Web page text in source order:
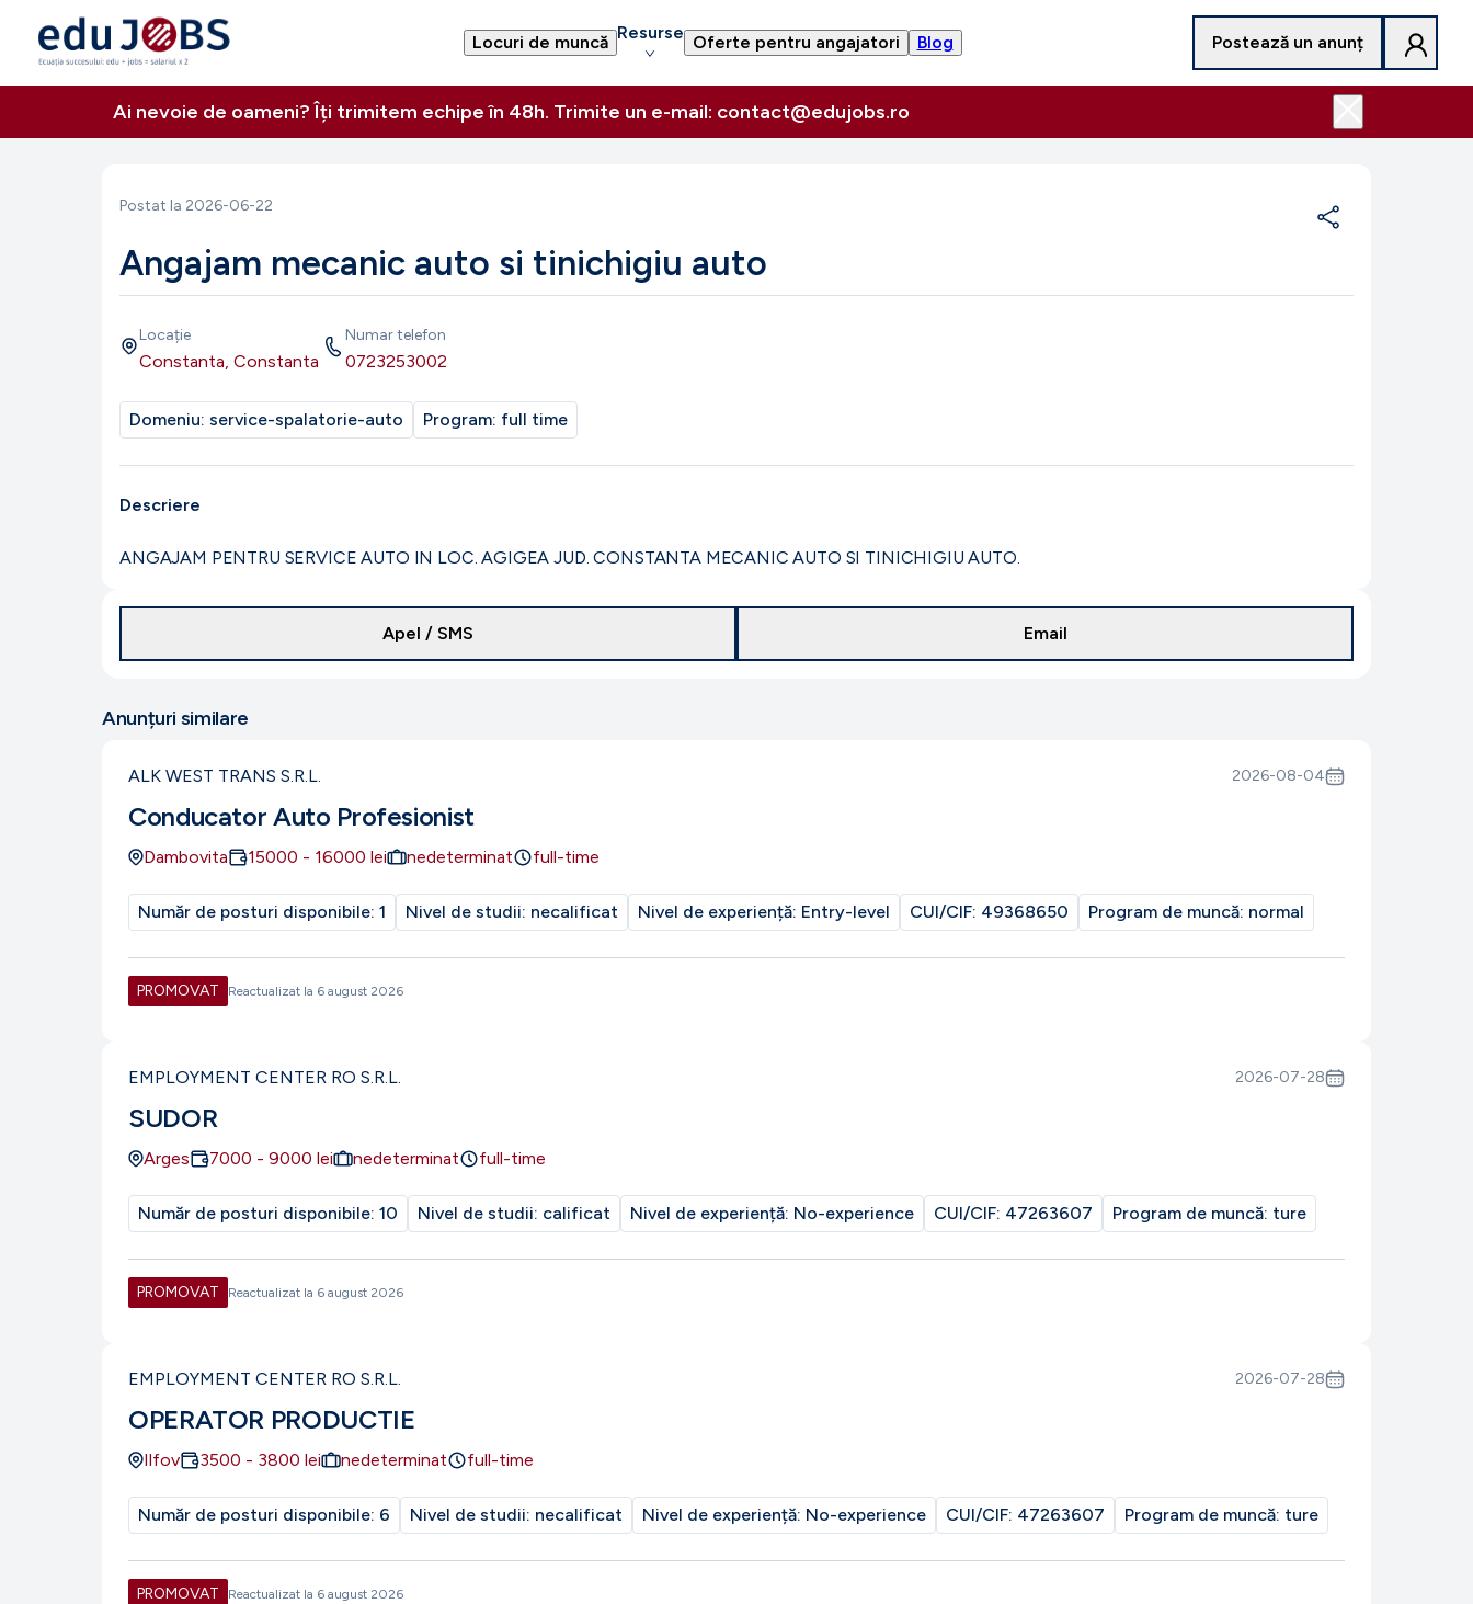
Locuri de muncă Resurse Oferte pentru angajatori Blog Postează un anunț
Ai nevoie de oameni? Îți trimitem echipe în 48h. Trimite un e-mail: contact@edujobs.ro
Postat la 2026-06-22
Angajam mecanic auto si tinichigiu auto
Locație
Constanta, Constanta
Numar telefon
0723253002
Domeniu: service-spalatorie-auto Program: full time
Descriere
ANGAJAM PENTRU SERVICE AUTO IN LOC. AGIGEA JUD. CONSTANTA MECANIC AUTO SI TINICHIGIU AUTO.
Apel / SMS Email
Anunțuri similare
ALK WEST TRANS S.R.L. 2026-08-04
Conducator Auto Profesionist
Dambovita 15000 - 16000 lei nedeterminat full-time
Număr de posturi disponibile: 1 Nivel de studii: necalificat Nivel de experiență: Entry-level CUI/CIF: 49368650 Program de muncă: normal
PROMOVAT Reactualizat la 6 august 2026
EMPLOYMENT CENTER RO S.R.L. 2026-07-28
SUDOR
Arges 7000 - 9000 lei nedeterminat full-time
Număr de posturi disponibile: 10 Nivel de studii: calificat Nivel de experiență: No-experience CUI/CIF: 47263607 Program de muncă: ture
PROMOVAT Reactualizat la 6 august 2026
EMPLOYMENT CENTER RO S.R.L. 2026-07-28
OPERATOR PRODUCTIE
Ilfov 3500 - 3800 lei nedeterminat full-time
Număr de posturi disponibile: 6 Nivel de studii: necalificat Nivel de experiență: No-experience CUI/CIF: 47263607 Program de muncă: ture
PROMOVAT Reactualizat la 6 august 2026